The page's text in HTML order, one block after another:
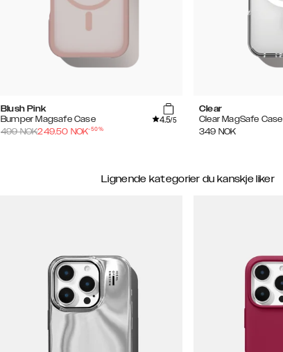
Blush Pink
Bumper Magsafe Case
4.5/5
499NOK249.50 NOK-50%
Clear
Clear MagSafe Case
349 NOK
Lignende kategorier du kanskje liker